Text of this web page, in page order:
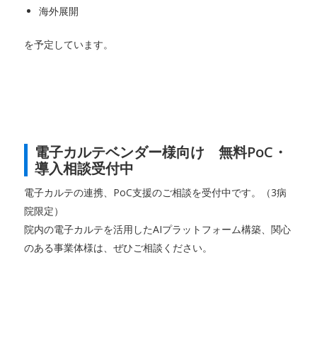
海外展開
を予定しています。
電子カルテベンダー様向け 無料PoC・
導入相談受付中
電子カルテの連携、PoC支援のご相談を受付中です。（3病
院限定）
院内の電子カルテを活用したAIプラットフォーム構築、関心
のある事業体様は、ぜひご相談ください。